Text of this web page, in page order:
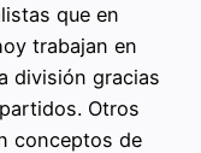
que en
trabajan en
división gracias
Otros
conceptos de